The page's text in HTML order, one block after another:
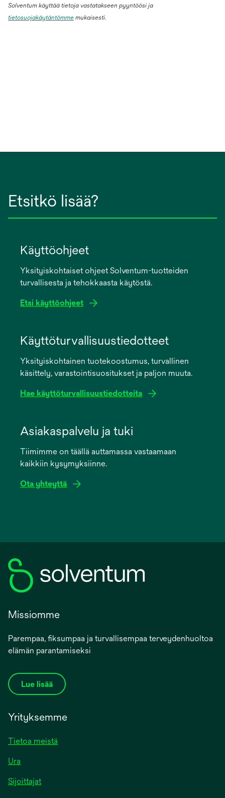
Solventum käyttää tietoja vastatakseen pyyntöösi ja
tietosuojakäytäntömme mukaisesti.
Etsitkö lisää?
Käyttöohjeet
Yksityiskohtaiset ohjeet Solventum-tuotteiden
turvallisesta ja tehokkaasta käytöstä.
Etsi käyttöohjeet
new
Käyttöturvallisuustiedotteet
Yksityiskohtainen tuotekoostumus, turvallinen
käsittely, varastointisuositukset ja paljon muuta.
Hae käyttöturvallisuustiedotteita
new
Asiakaspalvelu ja tuki
Tiimimme on täällä auttamassa vastaamaan
kaikkiin kysymyksiinne.
Ota yhteyttä
Missiomme
Parempaa, fiksumpaa ja turvallisempaa terveydenhuoltoa
elämän parantamiseksi
Lue lisää
Yrityksemme
Tietoa meistä
Ura
Sijoittajat